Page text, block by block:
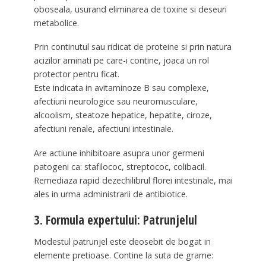
oboseala, usurand eliminarea de toxine si deseuri
metabolice.
Prin continutul sau ridicat de proteine si prin natura
acizilor aminati pe care-i contine, joaca un rol
protector pentru ficat.
Este indicata in avitaminoze B sau complexe,
afectiuni neurologice sau neuromusculare,
alcoolism, steatoze hepatice, hepatite, ciroze,
afectiuni renale, afectiuni intestinale.
Are actiune inhibitoare asupra unor germeni
patogeni ca: stafilococ, streptococ, colibacil.
Remediaza rapid dezechilibrul florei intestinale, mai
ales in urma administrarii de antibiotice.
3. Formula expertului: Patrunjelul
Modestul patrunjel este deosebit de bogat in
elemente pretioase. Contine la suta de grame: